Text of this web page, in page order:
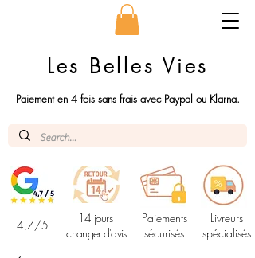
Les Belles Vies
Paiement en 4 fois sans frais avec Paypal ou Klarna.
4,7/5
14 jours
changer d'avis
Paiements
sécurisés
Livreurs
spécialisés